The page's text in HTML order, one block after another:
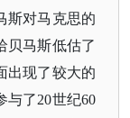
斯对马克思的
贝马斯低估了
出现了较大的
与了20世纪60